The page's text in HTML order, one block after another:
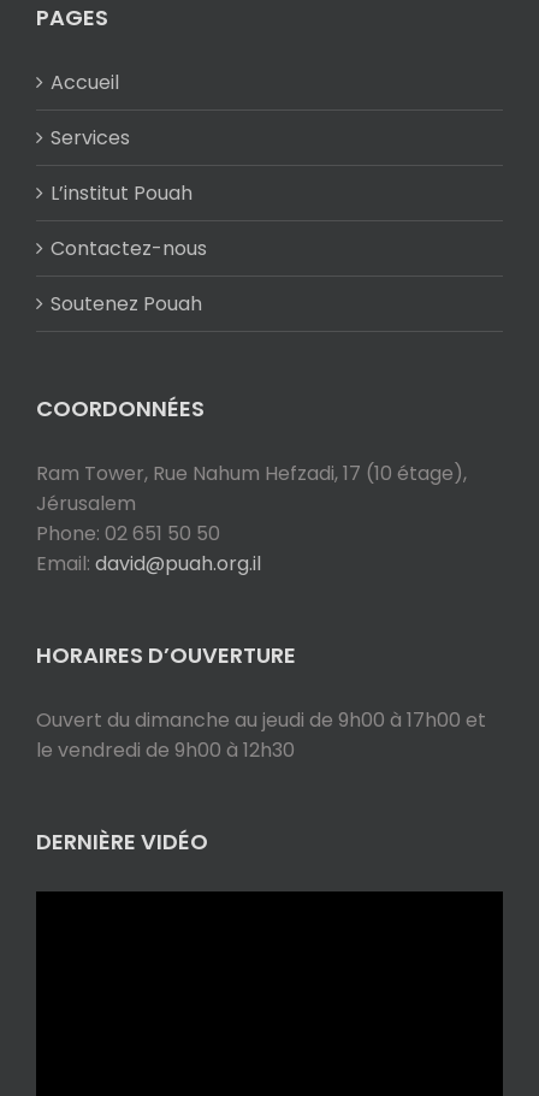
PAGES
Accueil
Services
L’institut Pouah
Contactez-nous
Soutenez Pouah
COORDONNÉES
Ram Tower, Rue Nahum Hefzadi, 17 (10 étage),
Jérusalem
Phone: 02 651 50 50
Email: david@puah.org.il
HORAIRES D’OUVERTURE
Ouvert du dimanche au jeudi de 9h00 à 17h00 et
le vendredi de 9h00 à 12h30
DERNIÈRE VIDÉO